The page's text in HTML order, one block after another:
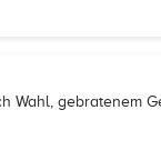
Wahl, gebratenem